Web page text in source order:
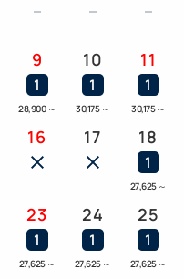
9
1
28,900 ～
10
1
30,175 ～
11
1
30,175 ～
16 17 18
1
27,625 ～
23
1
27,625 ～
24
1
27,625 ～
25
1
27,625 ～